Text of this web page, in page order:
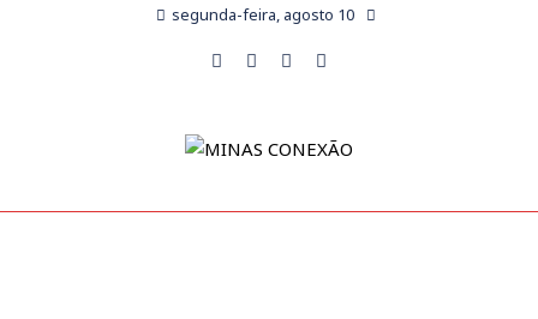
segunda-feira, agosto 10